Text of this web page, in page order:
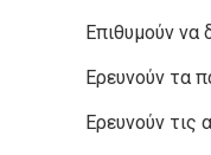
Επιθυμούν να
Ερευνούν τα
Ερευνούν τις